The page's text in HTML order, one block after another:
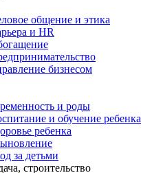
общение и этика
и HR
бизнесом
и роды
и обучение ребенка
ребенка
за детьми